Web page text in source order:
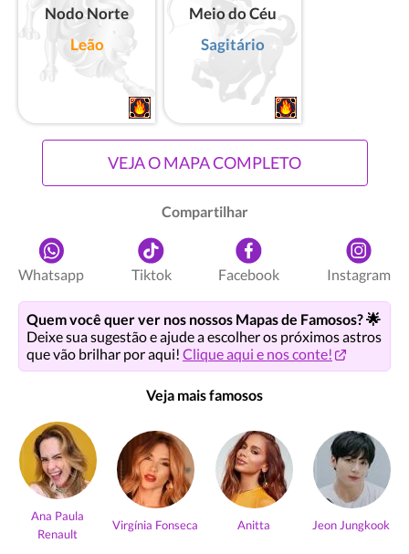
Nodo Norte
Leão
Meio do Céu
Sagitário
VEJA O MAPA COMPLETO
Compartilhar
Whatsapp Tiktok Facebook Instagram
Quem você quer ver nos nossos Mapas de Famosos? 🌟
Deixe sua sugestão e ajude a escolher os próximos astros
que vão brilhar por aqui! Clique aqui e nos conte!
Veja mais famosos
Ana Paula
Renault
Virgínia Fonseca Anitta Jeon Jungkook